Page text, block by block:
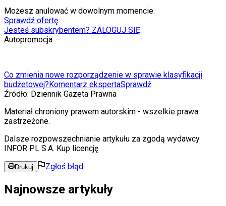
Możesz anulować w dowolnym momencie.
Sprawdź ofertę
Jesteś subskrybentem? ZALOGUJ SIĘ
Autopromocja
Co zmienia nowe rozporządzenie w sprawie klasyfikacji
budżetowej?Komentarz ekspertaSprawdź
Źródło: Dziennik Gazeta Prawna
Materiał chroniony prawem autorskim - wszelkie prawa
zastrzeżone.
Dalsze rozpowszechnianie artykułu za zgodą wydawcy
INFOR PL S.A. Kup licencję.
Drukuj Zgłoś błąd
Najnowsze artykuły